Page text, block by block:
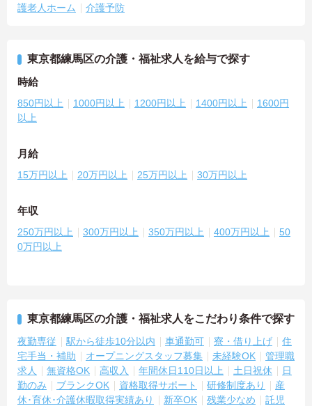
護老人ホーム
介護予防
東京都練馬区の介護・福祉求人を給与で探す
時給
850円以上 1000円以上 1200円以上 1400円以上
1600円
以上
月給
15万円以上 20万円以上 25万円以上 30万円以上
年収
250万円以上 300万円以上 350万円以上 400万円以上
50
0万円以上
東京都練馬区の介護・福祉求人をこだわり条件で探す
夜勤専従 駅から徒歩10分以内 車通勤可 寮・借り上げ
住
宅手当・補助
オープニングスタッフ募集 未経験OK
管理職
求人
無資格OK 高収入 年間休日110日以上 土日祝休
日
勤のみ
ブランクOK 資格取得サポート 研修制度あり
産
休･育休･介護休暇取得実績あり
新卒OK 残業少なめ
託児